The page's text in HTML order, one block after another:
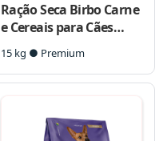
Ração Seca Birbo Carne
e Cereais para Cães
Adultos Raças
Pequenas
15 kg ● Premium